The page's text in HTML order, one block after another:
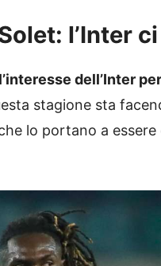
l’Inter
l’interesse dell’Inter per
stagione sta
lo portano a